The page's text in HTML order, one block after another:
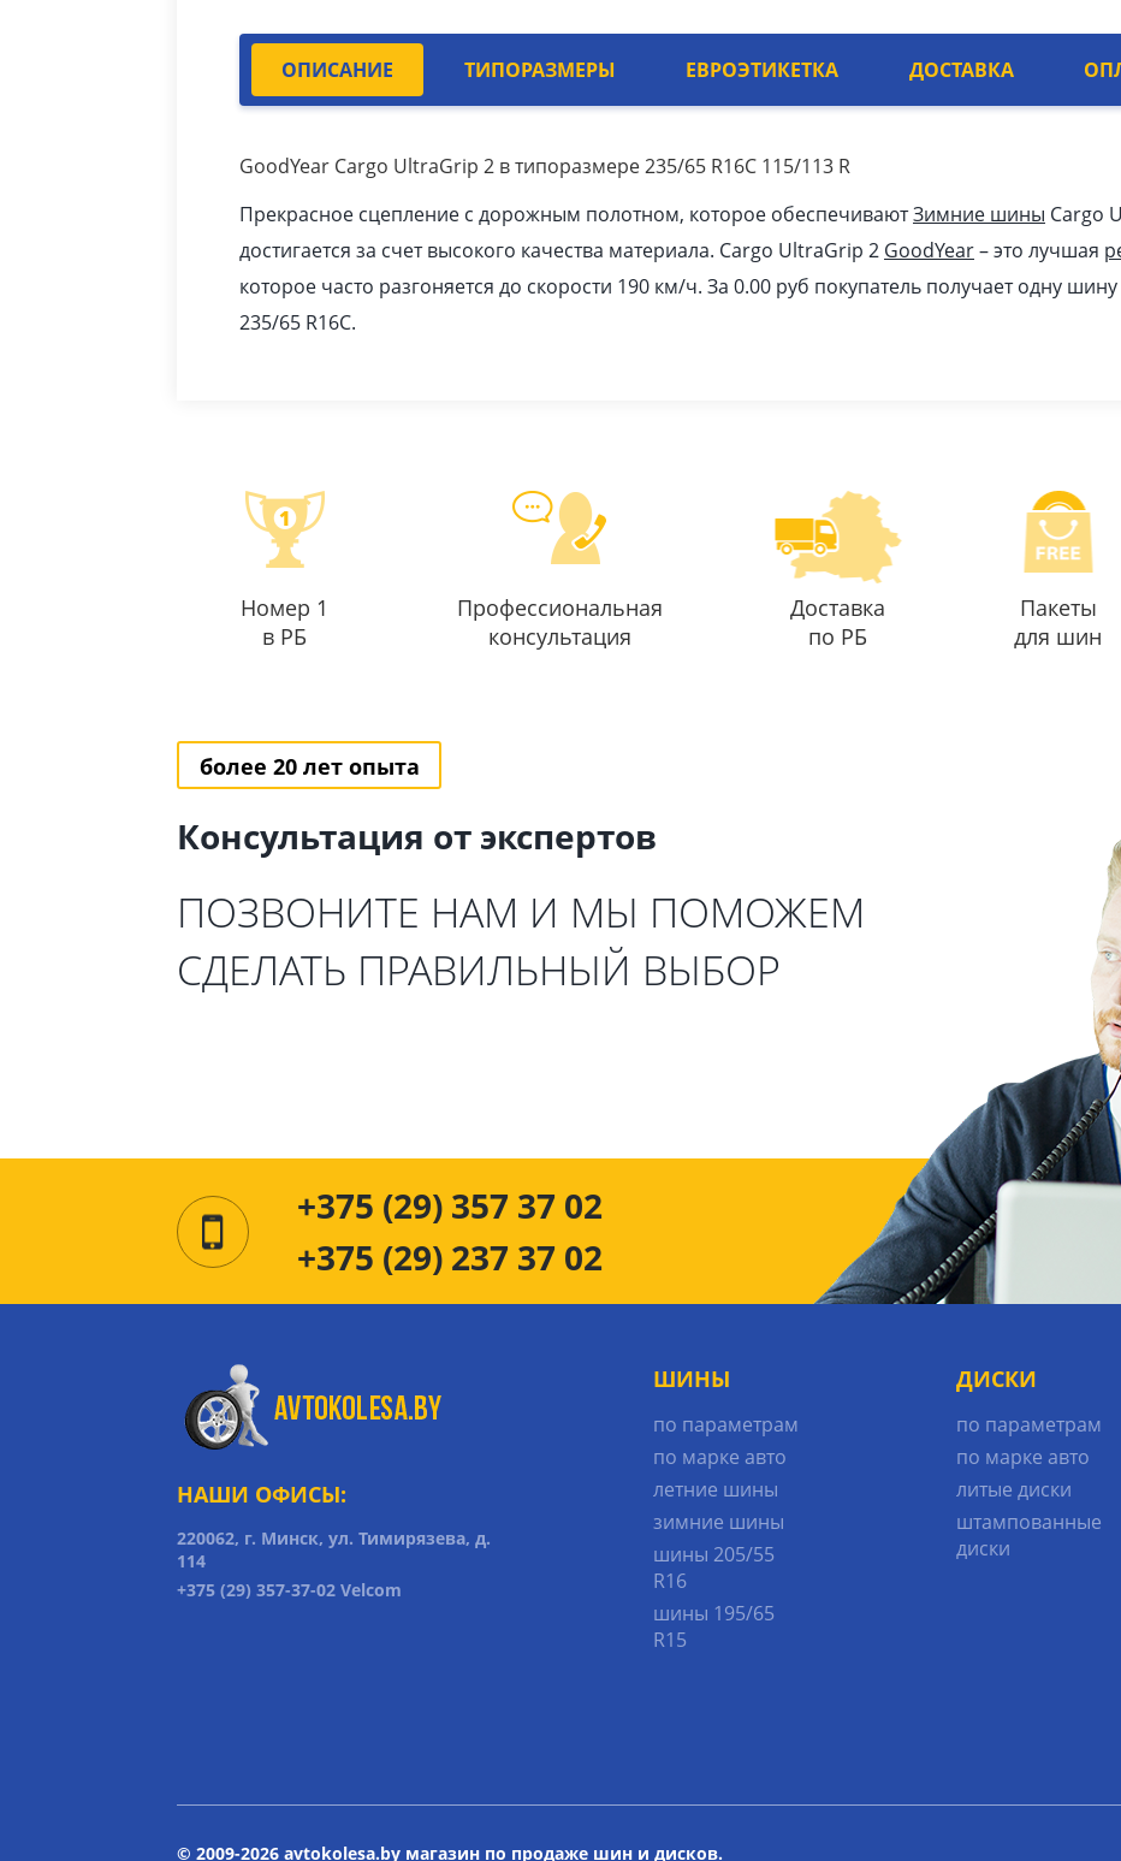
ОПИСАНИЕ ТИПОРАЗМЕРЫ ЕВРОЭТИКЕТКА ДОСТАВКА
GoodYear Cargo UltraGrip 2 в типоразмере 235/65 R16C 115/113 R
Прекрасное сцепление с дорожным полотном, которое обеспечиваютЗимние шины Cargo
достигается за счет высокого качества материала. Cargo UltraGrip 2 GoodYear– это лучшая
которое часто разгоняется до скорости 190 км/ч. За 0.00 pуб покупатель получает одну
235/65 R16C.
Номер 1
в РБ
Профессиональная
консультация
Доставка
по РБ
Пакеты
для шин
более 20 лет опыта
Консультация от экспертов
ПОЗВОНИТЕ НАМ И МЫ ПОМОЖЕМ
СДЕЛАТЬ ПРАВИЛЬНЫЙ ВЫБОР
+375 (29) 357 37 02
+375 (29) 237 37 02
НАШИ ОФИСЫ:
220062, г. Минск, ул. Тимирязева, д.
114
+375 (29) 357-37-02 Velcom
ШИНЫ
по параметрам
по марке авто
летние шины
зимние шины
шины 205/55
R16
шины 195/65
R15
ДИСКИ
по параметрам
по марке авто
литые диски
штампованные
диски
© 2009-2026 avtokolesa.by магазин по продаже шин и дисков.